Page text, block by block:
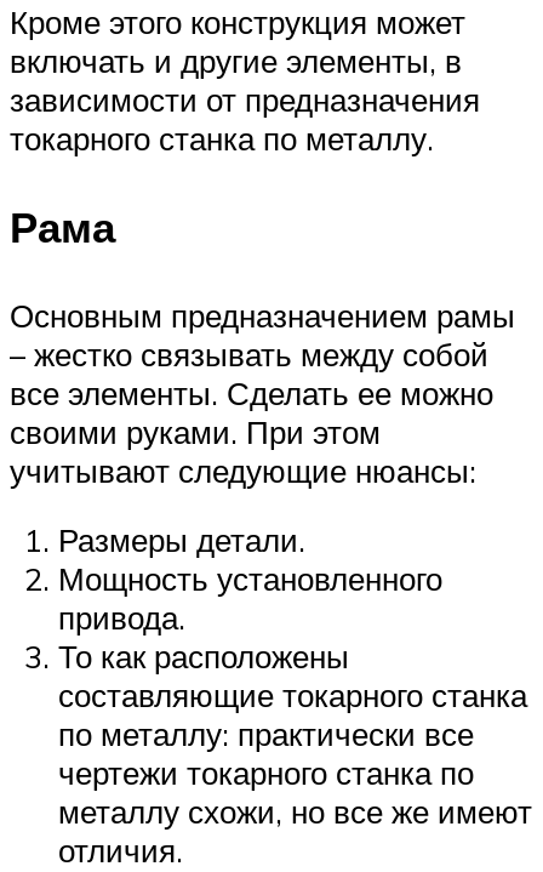
Кроме этого конструкция может
включать и другие элементы, в
зависимости от предназначения
токарного станка по металлу.
Рама
Основным предназначением рамы
– жестко связывать между собой
все элементы. Сделать ее можно
своими руками. При этом
учитывают следующие нюансы:
Размеры детали.
Мощность установленного
привода.
То как расположены
составляющие токарного станка
по металлу: практически все
чертежи токарного станка по
металлу схожи, но все же имеют
отличия.